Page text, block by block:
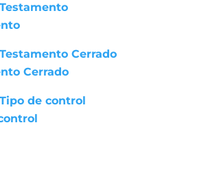
Testamento
Testamento Cerrado
Cerrado
Tipo de control